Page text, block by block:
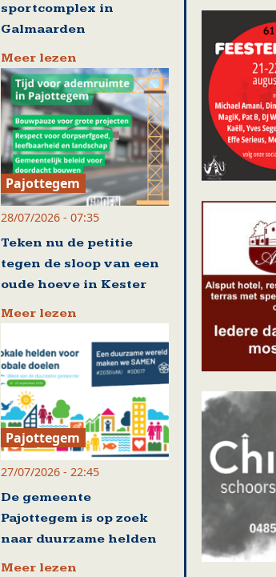
sportcomplex in
Galmaarden
Meer lezen
Pajottegem
28/07/2026 - 07:35
Teken nu de petitie
tegen de sloop van een
oude hoeve in Kester
Meer lezen
Pajottegem
27/07/2026 - 22:45
De gemeente
Pajottegem is op zoek
naar duurzame helden
Meer lezen